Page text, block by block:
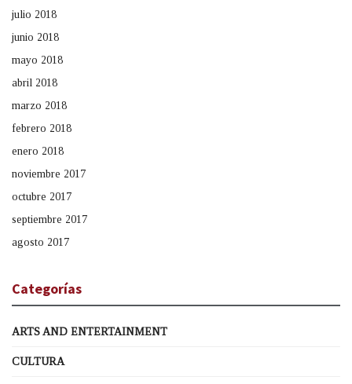
julio 2018
junio 2018
mayo 2018
abril 2018
marzo 2018
febrero 2018
enero 2018
noviembre 2017
octubre 2017
septiembre 2017
agosto 2017
Categorías
ARTS AND ENTERTAINMENT
CULTURA